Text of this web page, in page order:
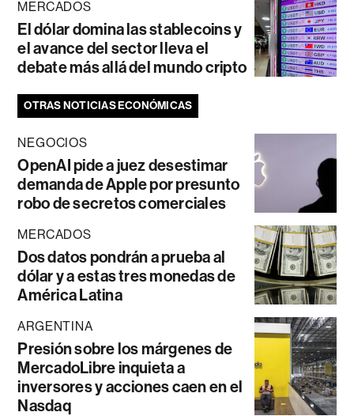
MERCADOS
El dólar domina las stablecoins y
el avance del sector lleva el
debate más allá del mundo cripto
OTRAS NOTICIAS ECONÓMICAS
NEGOCIOS
OpenAI pide a juez desestimar
demanda de Apple por presunto
robo de secretos comerciales
MERCADOS
Dos datos pondrán a prueba al
dólar y a estas tres monedas de
América Latina
ARGENTINA
Presión sobre los márgenes de
MercadoLibre inquieta a
inversores y acciones caen en el
Nasdaq